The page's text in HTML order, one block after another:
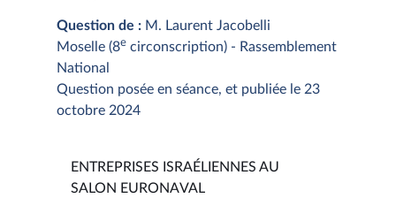
Question de : M. Laurent Jacobelli
Moselle (8e circonscription) - Rassemblement
National
Question posée en séance, et publiée le 23
octobre 2024
ENTREPRISES ISRAÉLIENNES AU
SALON EURONAVAL